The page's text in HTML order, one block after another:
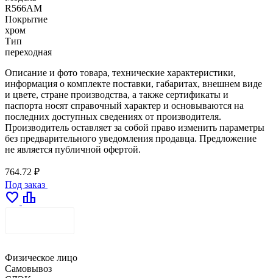
R566AM
Покрытие
хром
Тип
переходная
Описание и фото товара, технические характеристики,
информация о комплекте поставки, габаритах, внешнем виде
и цвете, стране производства, а также сертификаты и
паспорта носят справочный характер и основываются на
последних доступных сведениях от производителя.
Производитель оставляет за собой право изменить параметры
без предварительного уведомления продавца. Предложение
не является публичной офертой.
764.72 ₽
Под заказ
favorite leaderboard
Физическое лицо
Самовывоз